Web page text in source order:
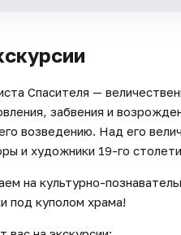
Спасителя —
забвения и
возведению. Над его
и художники 19-го
на культурно-
под куполом храма!